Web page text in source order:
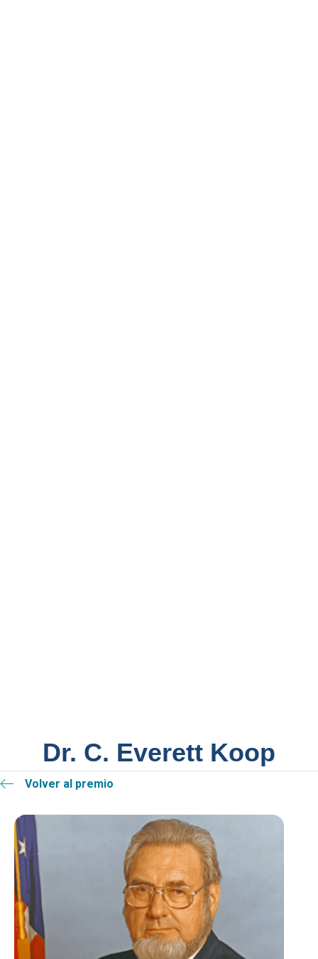
Dr. C. Everett Koop
Volver al premio